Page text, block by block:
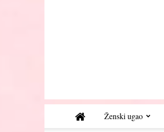
Ženski ugao